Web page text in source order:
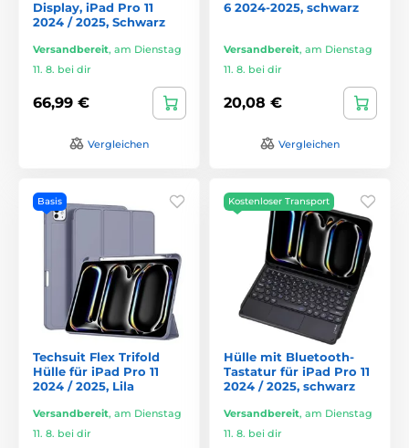
Display, iPad Pro 11
2024 / 2025, Schwarz
Versandbereit, am Dienstag
11. 8. bei dir
66,99 €
Vergleichen
6 2024-2025, schwarz
Versandbereit, am Dienstag
11. 8. bei dir
20,08 €
Vergleichen
Basis
Techsuit Flex Trifold
Hülle für iPad Pro 11
2024 / 2025, Lila
Versandbereit, am Dienstag
11. 8. bei dir
Kostenloser Transport
Hülle mit Bluetooth-
Tastatur für iPad Pro 11
2024 / 2025, schwarz
Versandbereit, am Dienstag
11. 8. bei dir